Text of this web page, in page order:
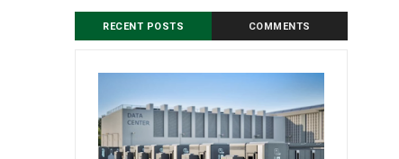
RECENT POSTS COMMENTS